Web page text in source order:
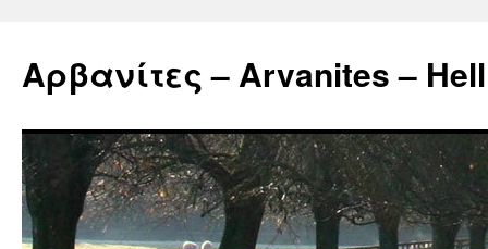
περιεχόμενο
Αρβανίτες – Arvanites –